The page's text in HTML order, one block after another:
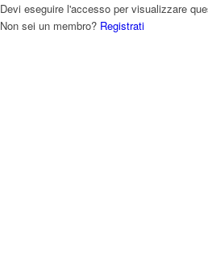
Devi eseguire l'accesso per visualizzare
Non sei un membro? Registrati